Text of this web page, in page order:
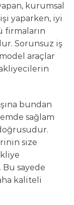
kurumsal
yaparken, iyi
firmaların
Sorunsuz iş
araçlar
bundan
sağlam
size
sayede
kaliteli